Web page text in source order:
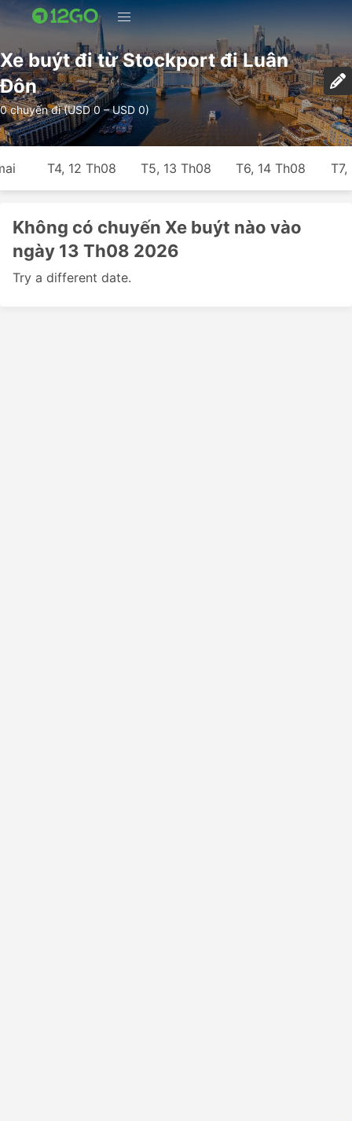
Xe buýt đi từ Stockport đi Luân
Đôn
0 chuyến đi (USD 0 – USD 0)
T4, 12 Th08 T5, 13 Th08 T6, 14 Th08 T7,
Không có chuyến Xe buýt nào vào
ngày 13 Th08 2026
Try a different date.